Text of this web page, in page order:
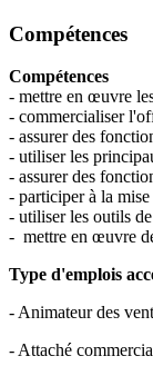
Compétences
Compétences
- mettre en œuvre
- commercialiser
- assurer des
- utiliser les
- assurer des
- participer à la
- utiliser les outils
- mettre en œuvre
Type d'emplois
- Animateur des
- Attaché